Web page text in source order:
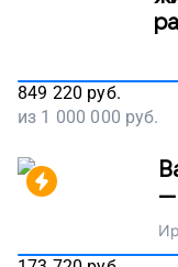
849 220 руб.
из 1 000 000 руб.
—